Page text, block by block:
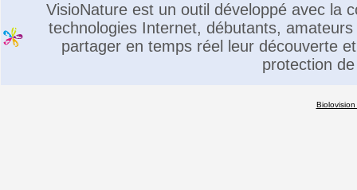
VisioNature est un outil développé avec la
technologies Internet, débutants,
partager en temps réel leur découverte
protection
Biolovision